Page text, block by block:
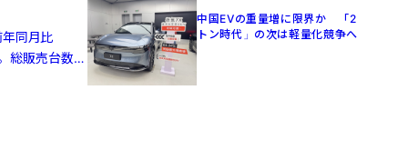
同月比
総販売台数は
中国EVの重量増に限界か 「2
トン時代」の次は軽量化競争へ